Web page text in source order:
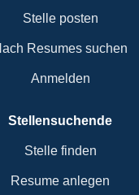
Stelle posten
Resumes suchen
Anmelden
Stellensuchende
Stelle finden
Resume anlegen